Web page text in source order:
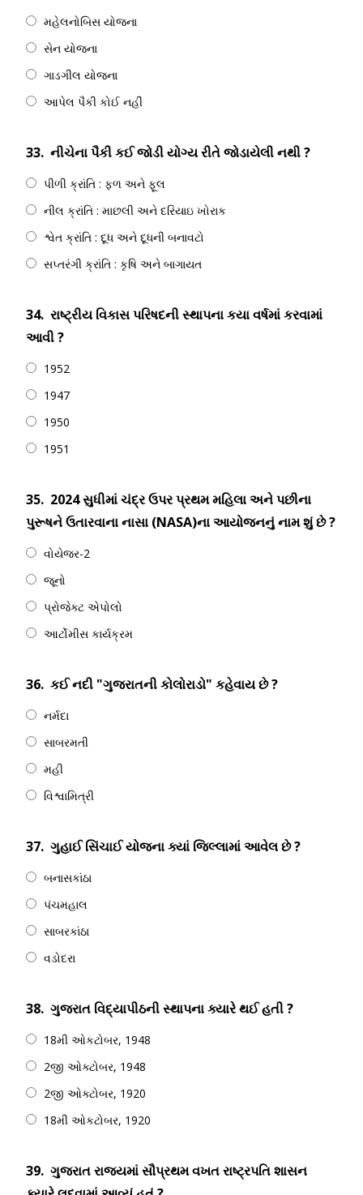
મહેલનોબિસ યોજના
સેન યોજના
ગાડગીલ યોજના
આપેલ પૈકી કોઈ નહીં
33. નીચેના પૈકી કઈ જોડી યોગ્ય રીતે જોડાયેલી નથી ?
પીળી ક્રાંતિ : ફળ અને ફૂલ
નીલ ક્રાંતિ : માછલી અને દરિયાઇ ખોરાક
શ્વેત ક્રાંતિ : દૂધ અને દૂધની બનાવટો
સપ્તરંગી ક્રાંતિ : કૃષિ અને બાગાયત
34. રાષ્ટ્રીય વિકાસ પરિષદની સ્થાપના કયા વર્ષમાં કરવામાં
આવી ?
1952
1947
1950
1951
35. 2024 સુધીમાં ચંદ્ર ઉપર પ્રથમ મહિલા અને પછીના
પુરૂષને ઉતારવાના નાસા (NASA)ના આયોજનનું નામ શું છે ?
વોયેજર-2
જૂનો
પ્રોજેક્ટ એપોલો
આર્ટોમીસ કાર્યક્રમ
36. કઈ નદી "ગુજરાતની કોલોરાડો" કહેવાય છે ?
નર્મદા
સાબરમતી
મહી
વિશ્વામિત્રી
37. ગુહાઈ સિંચાઈ યોજના ક્યાં જિલ્લામાં આવેલ છે ?
બનાસકાંઠા
પંચમહાલ
સાબરકાંઠા
વડોદરા
38. ગુજરાત વિદ્યાપીઠની સ્થાપના ક્યારે થઈ હતી ?
18મી ઓકટોબર, 1948
2જી ઓક્ટોબર, 1948
2જી ઓક્ટોબર, 1920
18મી ઓકટોબર, 1920
39. ગુજરાત રાજ્યમાં સૌપ્રથમ વખત રાષ્ટ્રપતિ શાસન